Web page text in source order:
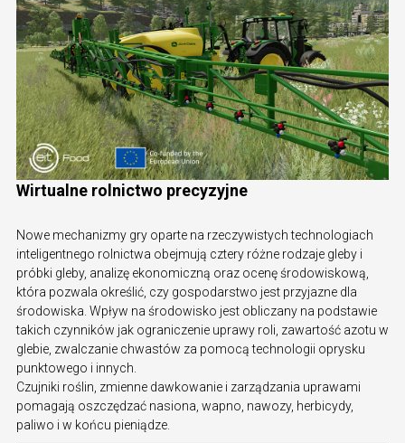
Wirtualne rolnictwo precyzyjne
Nowe mechanizmy gry oparte na rzeczywistych technologiach
inteligentnego rolnictwa obejmują cztery różne rodzaje gleby i
próbki gleby, analizę ekonomiczną oraz ocenę środowiskową,
która pozwala określić, czy gospodarstwo jest przyjazne dla
środowiska. Wpływ na środowisko jest obliczany na podstawie
takich czynników jak ograniczenie uprawy roli, zawartość azotu w
glebie, zwalczanie chwastów za pomocą technologii oprysku
punktowego i innych.
Czujniki roślin, zmienne dawkowanie i zarządzania uprawami
pomagają oszczędzać nasiona, wapno, nawozy, herbicydy,
paliwo i w końcu pieniądze.